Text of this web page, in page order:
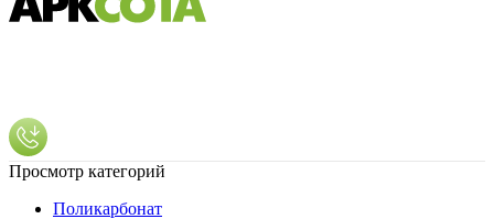
Просмотр категорий
Поликарбонат